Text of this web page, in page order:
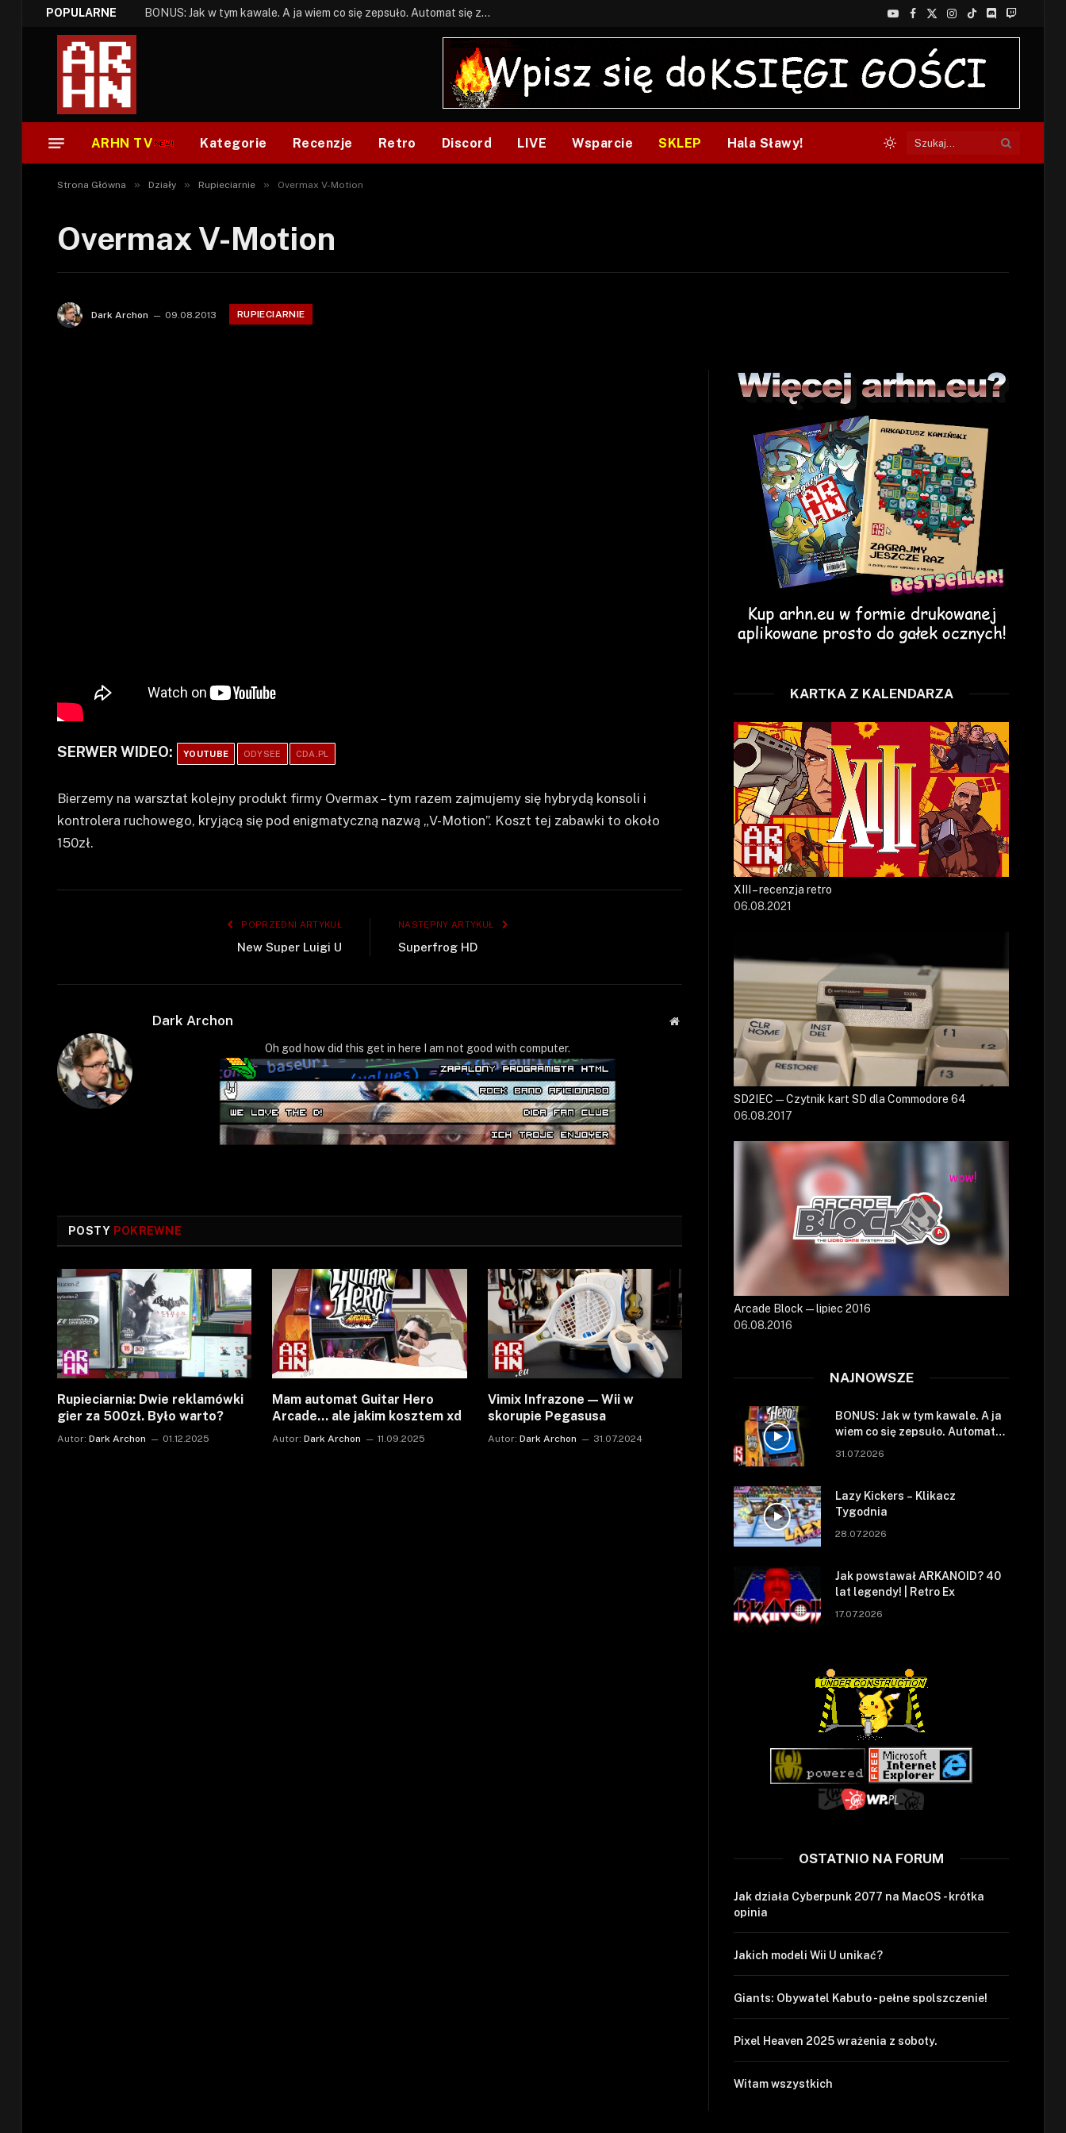
POPULARNE BONUS: Jak w tym kawale. A ja wiem co się zepsuło. Automat się zepsuł.
YouTube
Facebook
X
(Twitter)
Instagram
TikTokDiscordTwitch
ARHN TV Kategorie Recenzje Retro Discord LIVE Wsparcie SKLEP Hala Sławy!
Strona Główna » Działy » Rupieciarnie » Overmax V-Motion
Overmax V-Motion
Dark Archon 09.08.2013 RUPIECIARNIE
SERWER WIDEO: YOUTUBE ODYSEE CDA.PL
Bierzemy na warsztat kolejny produkt firmy Overmax – tym razem zajmujemy się hybrydą konsoli i
kontrolera ruchowego, kryjącą się pod enigmatyczną nazwą „V-Motion”. Koszt tej zabawki to około
150zł.
POPRZEDNI ARTYKUŁ
New Super Luigi U
NASTĘPNY ARTYKUŁ
Superfrog HD
Dark Archon
Strona
Oh god how did this get in here I am not good with computer.
POSTY POKREWNE
Rupieciarnia: Dwie reklamówki
gier za 500zł. Było warto?
Autor: Dark Archon 01.12.2025
Mam automat Guitar Hero
Arcade… ale jakim kosztem xd
Autor: Dark Archon 11.09.2025
Vimix Infrazone — Wii w
skorupie Pegasusa
Autor: Dark Archon 31.07.2024
KARTKA Z KALENDARZA
XIII – recenzja retro
06.08.2021
SD2IEC — Czytnik kart SD dla Commodore 64
06.08.2017
Arcade Block — lipiec 2016
06.08.2016
NAJNOWSZE
BONUS: Jak w tym kawale. A ja
wiem co się zepsuło. Automat
się zepsuł.
31.07.2026
Lazy Kickers – Klikacz
Tygodnia
28.07.2026
Jak powstawał ARKANOID? 40
lat legendy! | Retro Ex
17.07.2026
OSTATNIO NA FORUM
Jak działa Cyberpunk 2077 na MacOS - krótka
opinia
Jakich modeli Wii U unikać?
Giants: Obywatel Kabuto - pełne spolszczenie!
Pixel Heaven 2025 wrażenia z soboty.
Witam wszystkich